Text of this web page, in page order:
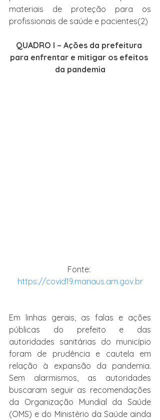
materiais de proteção para os
profissionais de saúde e pacientes(2)
QUADRO I – Ações da prefeitura
para enfrentar e mitigar os efeitos
da pandemia
Fonte:
https://covid19.manaus.am.gov.br
Em linhas gerais, as falas e ações
públicas do prefeito e das
autoridades sanitárias do município
foram de prudência e cautela em
relação à expansão da pandemia.
Sem alarmismos, as autoridades
buscaram seguir as recomendações
da Organização Mundial da Saúde
(OMS) e do Ministério da Saúde ainda